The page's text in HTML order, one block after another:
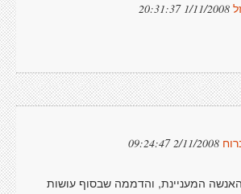
1/11/2008 20:31:37
2/11/2008 09:24:47
המעניינת, והדממה שבסוף עושות